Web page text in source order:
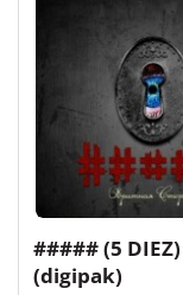
##### (5
(digipak)